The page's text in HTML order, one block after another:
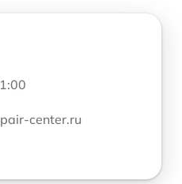
center.ru